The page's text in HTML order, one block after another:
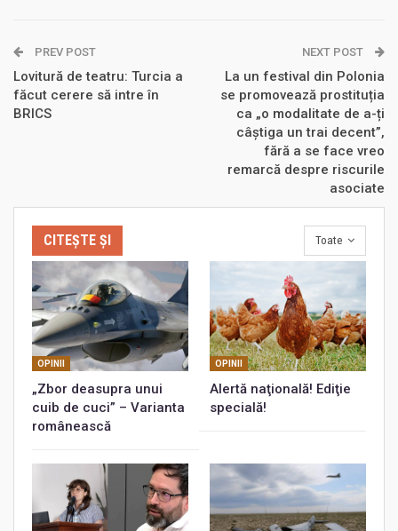
PREV POST
Lovitură de teatru: Turcia a
făcut cerere să intre în
BRICS
NEXT POST
La un festival din Polonia
se promovează prostituția
ca „o modalitate de a-ți
câștiga un trai decent”,
fără a se face vreo
remarcă despre riscurile
asociate
Toate
CITEȘTE ȘI
OPINII
„Zbor deasupra unui
cuib de cuci” – Varianta
românească
OPINII
Alertă naţională! Ediţie
specială!